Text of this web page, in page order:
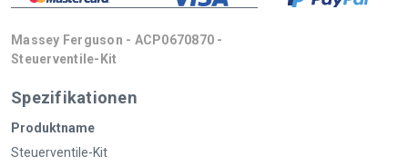
Massey Ferguson - ACP0670870 -
Steuerventile-Kit
Spezifikationen
Produktname
Steuerventile-Kit